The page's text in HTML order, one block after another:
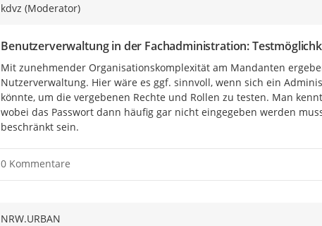
kdvz (Moderator)
Benutzerverwaltung in der Fachadministration:
Mit zunehmender Organisationskomplexität am Mandanten
Nutzerverwaltung. Hier wäre es ggf. sinnvoll, wenn sich ein
könnte, um die vergebenen Rechte und Rollen zu testen. Man
wobei das Passwort dann häufig gar nicht eingegeben werden
beschränkt sein.
0 Kommentare
NRW.URBAN